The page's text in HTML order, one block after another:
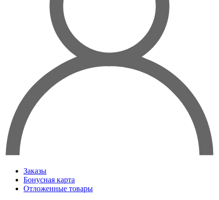
Заказы
Бонусная карта
Отложенные товары